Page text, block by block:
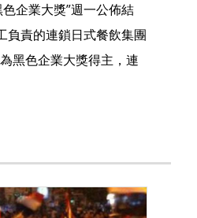
企業大獎”週一公佈結
負責的連鎖日式餐飲集團
黑色企業大獎得主，連